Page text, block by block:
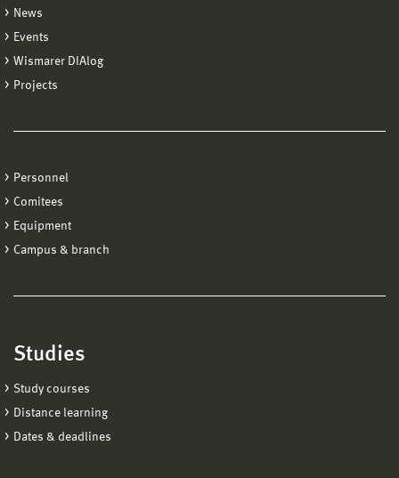
News
Events
Wismarer DIAlog
Projects
Personnel
Comitees
Equipment
Campus & branch
Studies
Study courses
Distance learning
Dates & deadlines